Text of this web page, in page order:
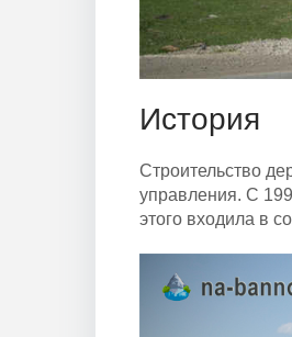
История
Строительство
управления. С
этого входила в